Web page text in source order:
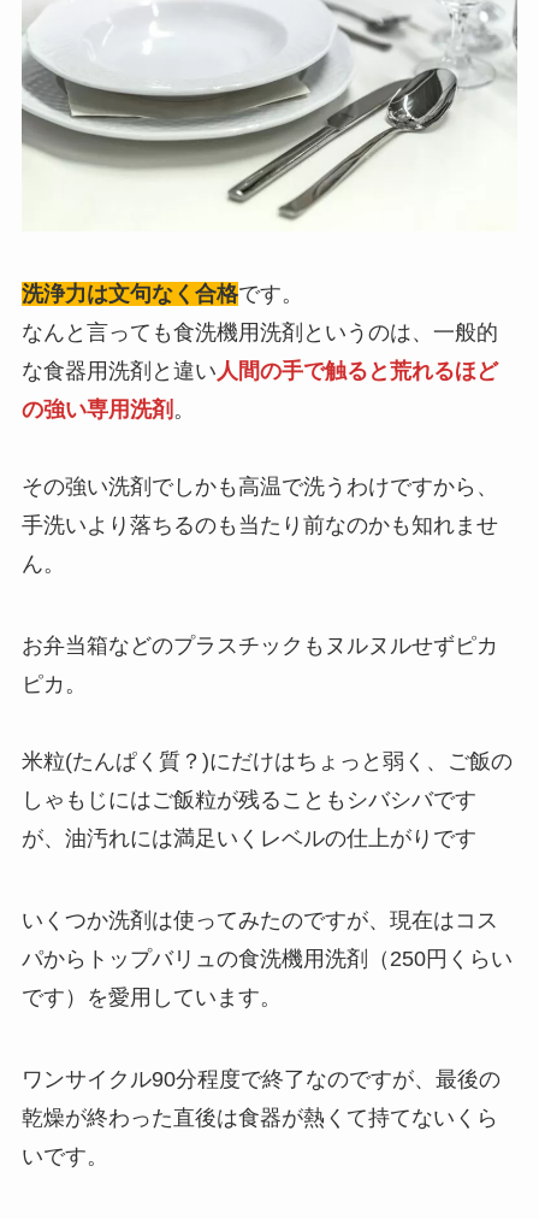
洗浄力は文句なく合格です。
なんと言っても食洗機用洗剤というのは、一般的
な食器用洗剤と違い人間の手で触ると荒れるほど
の強い専用洗剤 。
その強い洗剤でしかも高温で洗うわけですから、
手洗いより落ちるのも当たり前なのかも知れませ
ん。
お弁当箱などのプラスチックもヌルヌルせずピカ
ピカ。
米粒(たんぱく質？)にだけはちょっと弱く、ご飯の
しゃもじにはご飯粒が残ることもシバシバです
が、油汚れには満足いくレベルの仕上がりです
いくつか洗剤は使ってみたのですが、現在はコス
パからトップバリュの食洗機用洗剤（250円くらい
です）を愛用しています。
ワンサイクル90分程度で終了なのですが、最後の
乾燥が終わった直後は食器が熱くて持てないくら
いです。